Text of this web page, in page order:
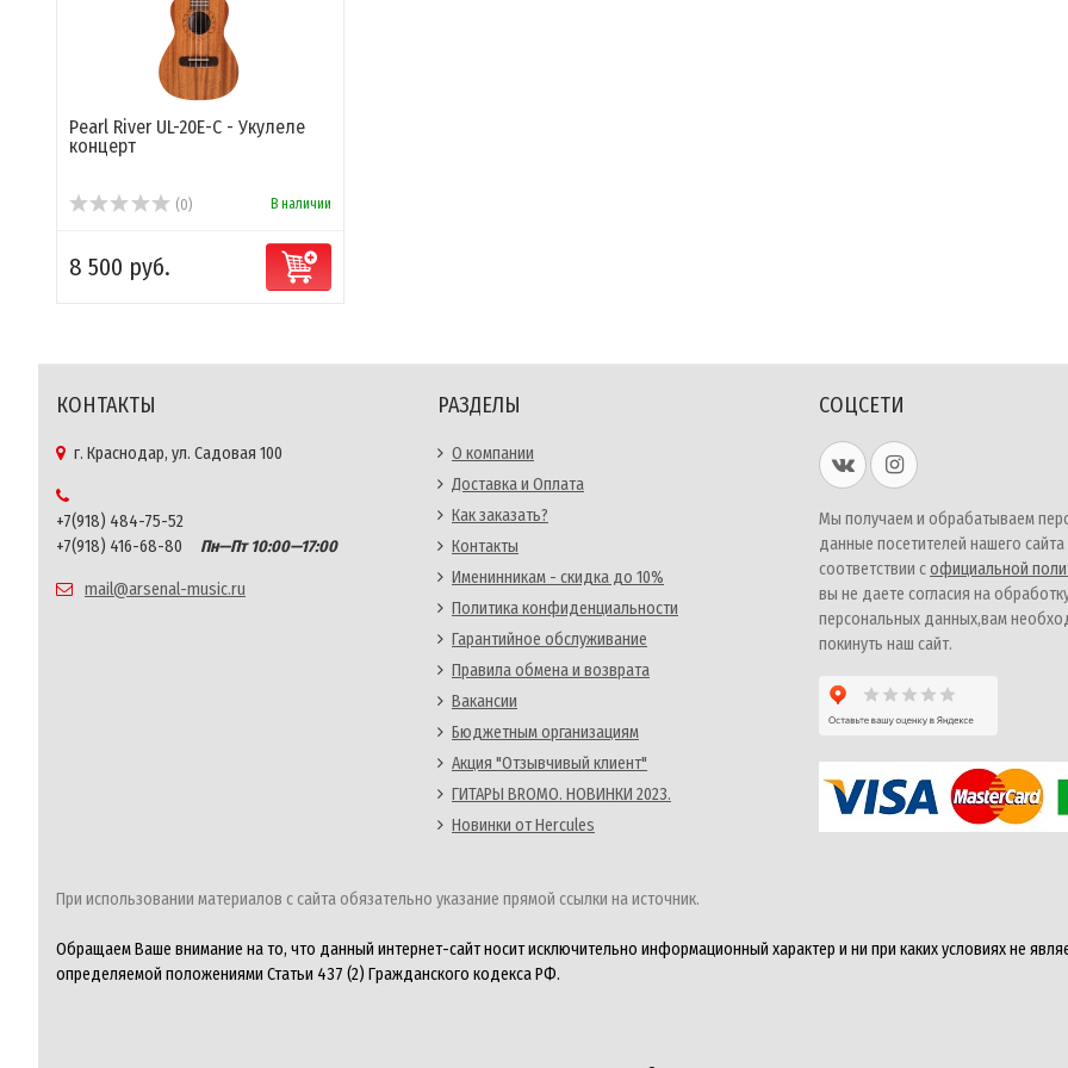
Pearl River UL-20E-C - Укулеле
концерт
(0) В наличии
8 500 руб.
КОНТАКТЫ
г. Краснодар, ул. Садовая 100
+7(918) 484-75-52
+7(918) 416-68-80
Пн—Пт 10:00—17:00
mail@arsenal-music.ru
РАЗДЕЛЫ
О компании
Доставка и Оплата
Как заказать?
Контакты
Именинникам - скидка до 10%
Политика конфиденциальности
Гарантийное обслуживание
Правила обмена и возврата
Вакансии
Бюджетным организациям
Акция "Отзывчивый клиент"
ГИТАРЫ BROMO. НОВИНКИ 2023.
Новинки от Hercules
СОЦСЕТИ
Мы получаем и обрабатываем
данные посетителей нашего сайта
соответствии софициальной
вы не даете согласия на
персональных данных,вам
покинуть наш сайт.
При использовании материалов с сайта обязательно указание прямой ссылки на источник.
Обращаем Ваше внимание на то, что данный интернет-сайт носит исключительно информационный характер и ни при каких условиях не
определяемой положениями Статьи 437 (2) Гражданского кодекса РФ.